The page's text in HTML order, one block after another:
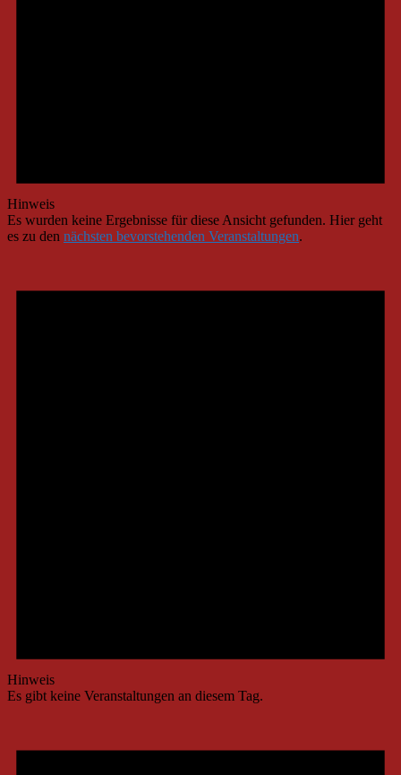
Hinweis
Es wurden keine Ergebnisse für diese Ansicht gefunden. Hier geht
es zu den nächsten bevorstehenden Veranstaltungen.
Hinweis
Es gibt keine Veranstaltungen an diesem Tag.